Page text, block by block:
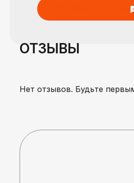
ОТЗЫВЫ
Нет отзывов. Будьте